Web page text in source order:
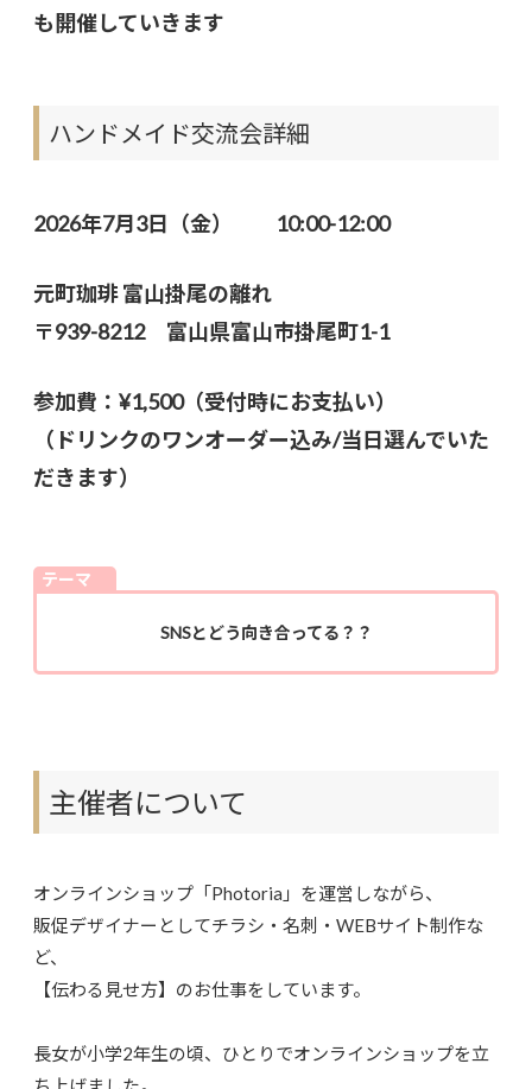
も開催していきます
ハンドメイド交流会詳細
2026年7月3日（金） 10:00-12:00
元町珈琲 富山掛尾の離れ
〒939-8212 富山県富山市掛尾町1-1
参加費：¥1,500（受付時にお支払い）
（ドリンクのワンオーダー込み/当日選んでいた
だきます）
テーマ
SNSとどう向き合ってる？？
主催者について
オンラインショップ「Photoria」を運営しながら、
販促デザイナーとしてチラシ・名刺・WEBサイト制作な
ど、
【伝わる見せ方】のお仕事をしています。
長女が小学2年生の頃、ひとりでオンラインショップを立